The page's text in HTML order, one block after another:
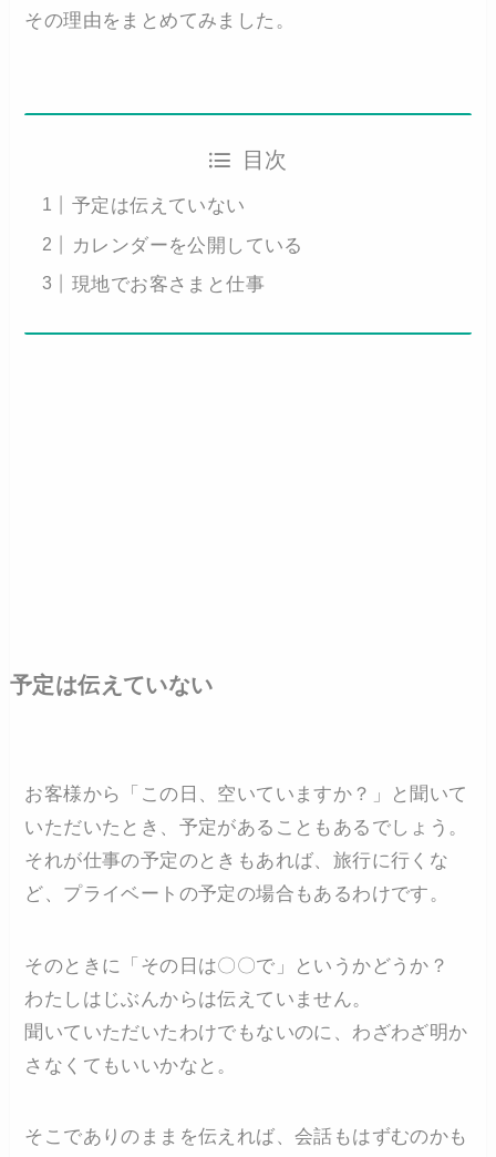
その理由をまとめてみました。
目次
予定は伝えていない
カレンダーを公開している
現地でお客さまと仕事
予定は伝えていない
お客様から「この日、空いていますか？」と聞いて
いただいたとき、予定があることもあるでしょう。
それが仕事の予定のときもあれば、旅行に行くな
ど、プライベートの予定の場合もあるわけです。
そのときに「その日は〇〇で」というかどうか？
わたしはじぶんからは伝えていません。
聞いていただいたわけでもないのに、わざわざ明か
さなくてもいいかなと。
そこでありのままを伝えれば、会話もはずむのかも